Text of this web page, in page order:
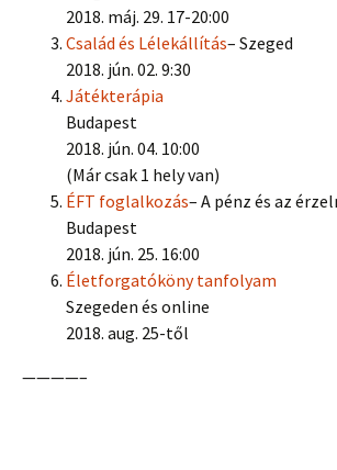
2018. máj. 29. 17-20:00
Család és Lélekállítás– Szeged
2018. jún. 02. 9:30
Játékterápia
Budapest
2018. jún. 04. 10:00
(Már csak 1 hely van)
ÉFT foglalkozás– A pénz és az
Budapest
2018. jún. 25. 16:00
Életforgatóköny tanfolyam
Szegeden és online
2018. aug. 25-től
————–